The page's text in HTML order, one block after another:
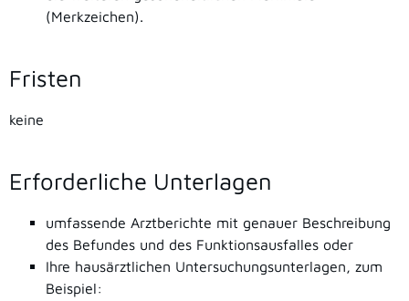
(Merkzeichen).
Fristen
keine
Erforderliche Unterlagen
umfassende Arztberichte mit genauer Beschreibung
des Befundes und des Funktionsausfalles oder
Ihre hausärztlichen Untersuchungsunterlagen, zum
Beispiel: